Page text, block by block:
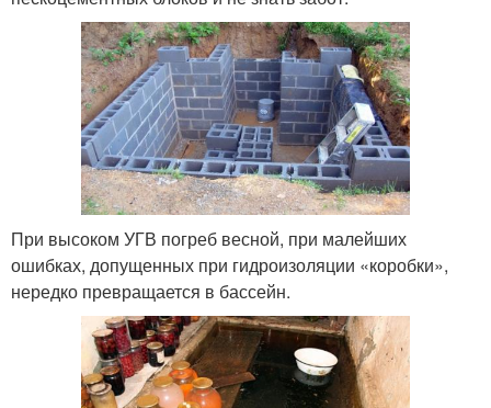
При высоком УГВ погреб весной, при малейших
ошибках, допущенных при гидроизоляции «коробки»,
нередко превращается в бассейн.